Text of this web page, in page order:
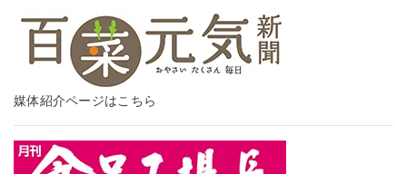
媒体紹介ページはこちら